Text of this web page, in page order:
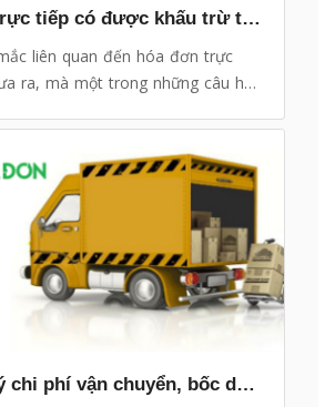
Hóa đơn trực tiếp có được khấu trừ thuế không?
liên quan đến hóa đơn trực
ra, mà một trong những câu hỏi
GTGT không?"
Cách xử lý chi phí vận chuyển, bốc dỡ không có hóa đơn GTGT